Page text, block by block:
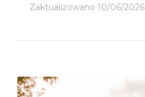
Zaktualizowano 10/06/2026